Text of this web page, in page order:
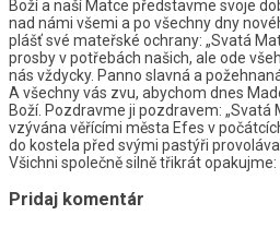
Boží a naší Matce představme svoje
nad námi všemi a po všechny dny
plášť své mateřské ochrany: „Svatá
prosby v potřebách našich, ale ode
nás vždycky. Panno slavná a
A všechny vás zvu, abychom dnes
Boží. Pozdravme ji pozdravem: „Svatá
vzývána věřícími města Efes v
do kostela před svými pastýři
Všichni společně silně třikrát opakujme:
Pridaj komentár